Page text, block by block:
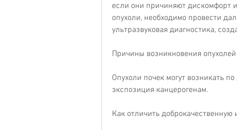
если они причиняют дискомфорт
опухоли, необходимо провести
ультразвуковая диагностика,
Причины возникновения
Опухоли почек могут возникать
экспозиция канцерогенам.
Как отличить доброкачественную